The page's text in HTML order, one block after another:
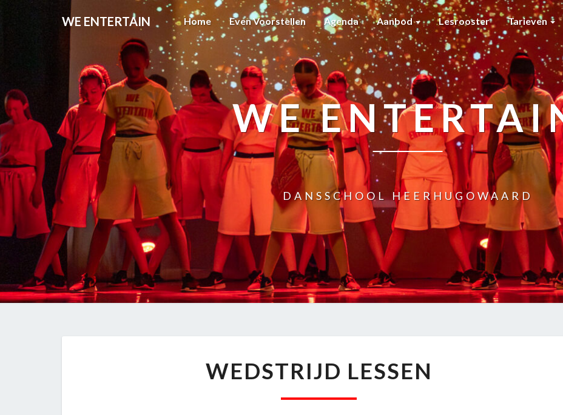
WE ENTERTAIN Home Even Voorstellen Agenda Aanbod Lesrooster Tarieven
WE
DANSSCHOOL HEERHUGOWAARD
LESSEN
WEDSTRIJD LESSEN